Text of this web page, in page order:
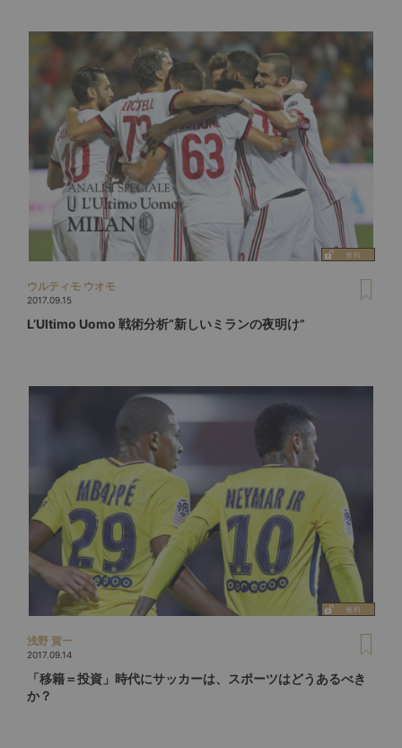
ウルティモ ウオモ
2017.09.15
L’Ultimo Uomo 戦術分析“新しいミランの夜明け”
浅野 賀一
2017.09.14
「移籍＝投資」時代にサッカーは、スポーツはどうあるべき
か？